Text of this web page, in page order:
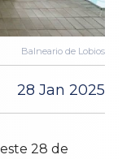
Balneario de Lobios
28 Jan 2025
28 de